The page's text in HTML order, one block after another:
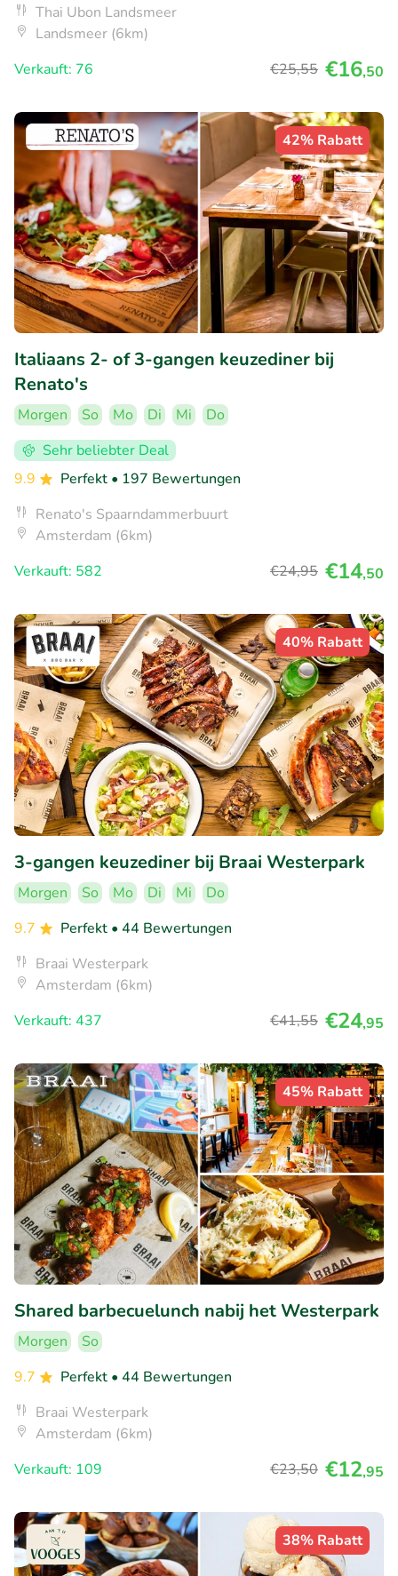
Thai Ubon Landsmeer
Landsmeer (6km)
Verkauft: 76
€25,55 €16,50
42% Rabatt
Italiaans 2- of 3-gangen keuzediner bij
Renato's
Morgen So Mo Di Mi
Do
Sehr beliebter Deal
9.9
Perfekt • 197 Bewertungen
Renato's Spaarndammerbuurt
Amsterdam (6km)
Verkauft: 582
€24,95 €14,50
40% Rabatt
3-gangen keuzediner bij Braai Westerpark
Morgen So Mo Di Mi
Do
9.7
Perfekt • 44 Bewertungen
Braai Westerpark
Amsterdam (6km)
Verkauft: 437
€41,55 €24,95
45% Rabatt
Shared barbecuelunch nabij het Westerpark
Morgen
So
9.7
Perfekt • 44 Bewertungen
Braai Westerpark
Amsterdam (6km)
Verkauft: 109
€23,50 €12,95
38% Rabatt